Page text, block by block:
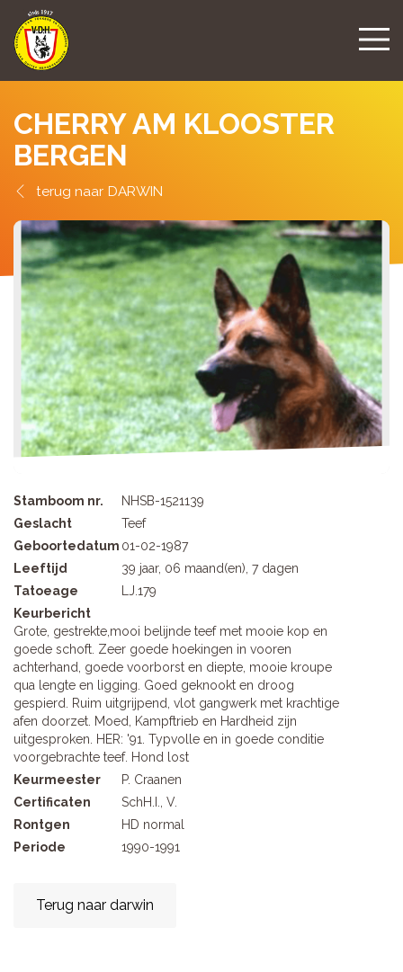
CHERRY AM KLOOSTER
BERGEN
DARWIN
Stamboom nr.
NHSB-1521139
Geslacht
Teef
Geboortedatum 01-02-1987
Leeftijd
39 jaar, 06 maand(en), 7 dagen
Tatoeage
LJ.179
Keurbericht
Grote, gestrekte,mooi belijnde teef met mooie kop en
goede schoft. Zeer goede hoekingen in vooren
achterhand, goede voorborst en diepte, mooie kroupe
qua lengte en ligging. Goed geknookt en droog
gespierd. Ruim uitgrijpend, vlot gangwerk met krachtige
afen doorzet. Moed, Kampftrieb en Hardheid zijn
uitgesproken. HER: '91. Typvolle en in goede conditie
voorgebrachte teef. Hond lost
Keurmeester
P. Craanen
Certificaten
SchH.I., V.
Rontgen
HD normal
Periode
1990-1991
Terug naar darwin